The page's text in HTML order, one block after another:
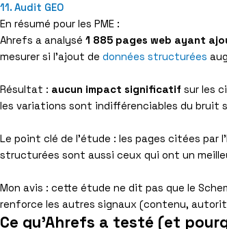
Audit GEO
En résumé pour les PME :
Ahrefs a analysé 1 885 pages web ayant
mesurer si l’ajout de données structurées
Résultat : aucun impact significatif sur les
les variations sont indifférenciables du bruit
Le point clé de l’étude : les pages citées par
structurées sont aussi ceux qui ont un
Mon avis : cette étude ne dit pas que le
renforce les autres signaux (contenu,
Ce qu'Ahrefs a testé (et